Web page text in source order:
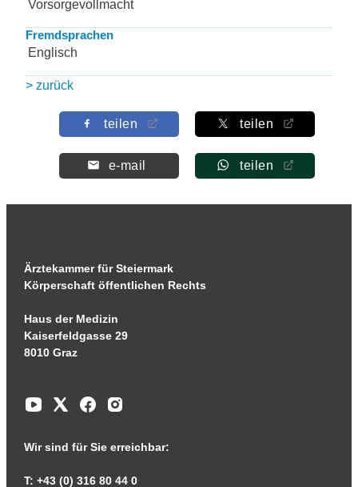
Vorsorgevollmacht
Fremdsprachen
Englisch
> zurück
teilen teilen
e-mail teilen
Ärztekammer für Steiermark
Körperschaft öffentlichen Rechts
Haus der Medizin
Kaiserfeldgasse 29
8010 Graz
Wir sind für Sie erreichbar:
T: +43 (0) 316 80 44 0